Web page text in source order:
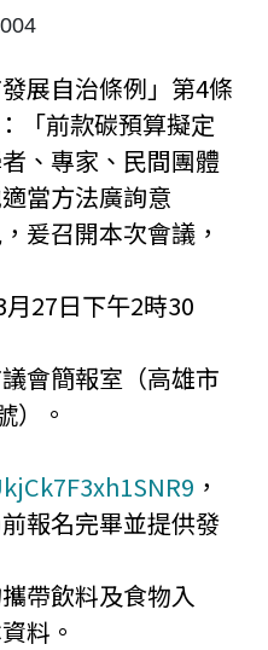
展自治條例」第4條
「前款碳預算擬定
、專家、民間團體
當方法廣詢意
爰召開本次會議，
27日下午2時30
會簡報室（高雄市
）。
，
報名完畢並提供發
帶飲料及食物入
料。